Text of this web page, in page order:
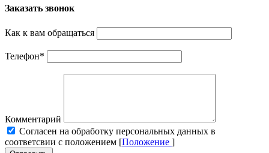
Заказать звонок
Как к вам обращаться
Телефон*
Комментарий
Cогласен на обработку персональных данных в
соответсвии с положением [Положение ]